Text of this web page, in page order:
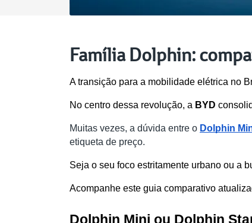
Família Dolphin:
A transição para a mobilidade elétrica no
No centro dessa revolução, a BYD
Muitas vezes, a dúvida entre o Dolphin
etiqueta de preço.
Seja o seu foco estritamente urbano ou a
Acompanhe este guia comparativo
Dolphin Mini ou Dolphin